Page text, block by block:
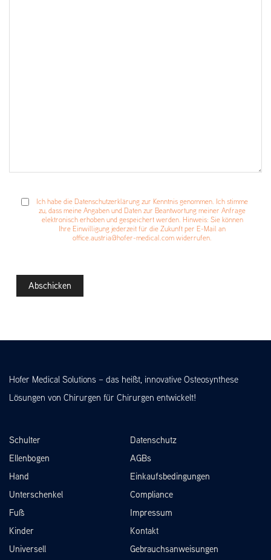
Ich habe die Datenschutzerklärung zur Kenntnis genommen. Ich stimme
zu, dass meine Angaben und Daten zur Beantwortung meiner Anfrage
elektronisch erhoben und gespeichert werden. Hinweis: Sie können
Ihre Einwilligung jederzeit für die Zukunft per E-Mail an
office.austria@hofer-medical.com widerrufen.
Hofer Medical Solutions – das heißt, innovative Osteosynthese
Lösungen von Chirurgen für Chirurgen entwickelt!
Schulter
Ellenbogen
Hand
Unterschenkel
Fuß
Kinder
Universell
Datenschutz
AGBs
Einkaufsbedingungen
Compliance
Impressum
Kontakt
Gebrauchsanweisungen